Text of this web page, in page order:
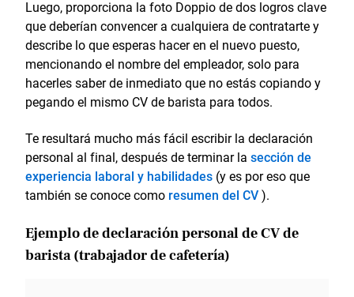
Luego, proporciona la foto Doppio de dos logros clave
que deberían convencer a cualquiera de contratarte y
describe lo que esperas hacer en el nuevo puesto,
mencionando el nombre del empleador, solo para
hacerles saber de inmediato que no estás copiando y
pegando el mismo CV de barista para todos.
Te resultará mucho más fácil escribir la declaración
personal al final, después de terminar la sección de
experiencia laboral y habilidades (y es por eso que
también se conoce como resumen del CV).
Ejemplo de declaración personal de CV de
barista (trabajador de cafetería)